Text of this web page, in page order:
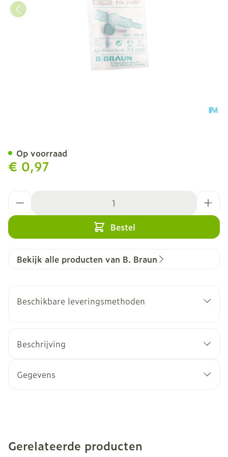
€ 0,97
Bestel
Op voorraad
Bekijk alle producten van B. Braun
Beschikbare leveringsmethoden
Beschrijving
Gegevens
Gerelateerde producten